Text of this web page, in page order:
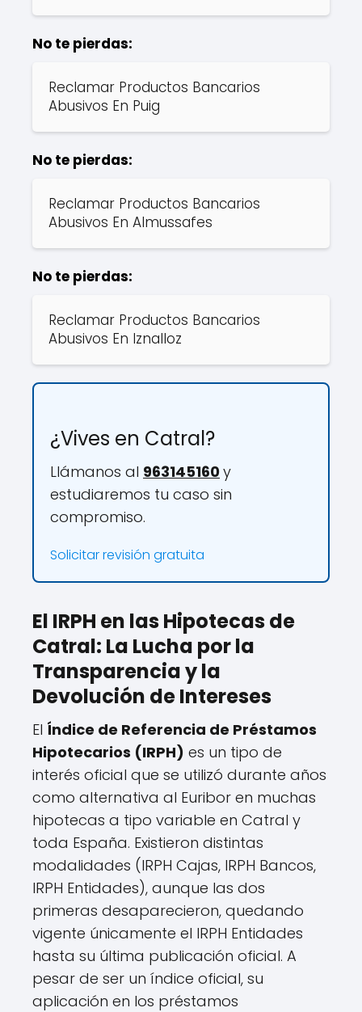
No te pierdas:
Reclamar Productos Bancarios
Abusivos En Puig
No te pierdas:
Reclamar Productos Bancarios
Abusivos En Almussafes
No te pierdas:
Reclamar Productos Bancarios
Abusivos En Iznalloz
¿Vives en Catral?
Llámanos al 963145160y
estudiaremos tu caso sin
compromiso.
Solicitar revisión gratuita
El IRPH en las Hipotecas de
Catral: La Lucha por la
Transparencia y la
Devolución de Intereses
El Índice de Referencia de Préstamos
Hipotecarios (IRPH) es un tipo de
interés oficial que se utilizó durante años
como alternativa al Euribor en muchas
hipotecas a tipo variable en Catral y
toda España. Existieron distintas
modalidades (IRPH Cajas, IRPH Bancos,
IRPH Entidades), aunque las dos
primeras desaparecieron, quedando
vigente únicamente el IRPH Entidades
hasta su última publicación oficial. A
pesar de ser un índice oficial, su
aplicación en los préstamos